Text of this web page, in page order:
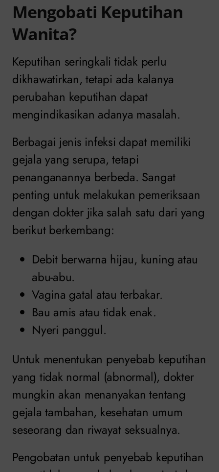
Mengobati Keputihan
Wanita?
Keputihan seringkali tidak perlu
dikhawatirkan, tetapi ada kalanya
perubahan keputihan dapat
mengindikasikan adanya masalah.
Berbagai jenis infeksi dapat memiliki
gejala yang serupa, tetapi
penanganannya berbeda. Sangat
penting untuk melakukan pemeriksaan
dengan dokter jika salah satu dari yang
berikut berkembang:
Debit berwarna hijau, kuning atau
abu-abu.
Vagina gatal atau terbakar.
Bau amis atau tidak enak.
Nyeri panggul.
Untuk menentukan penyebab keputihan
yang tidak normal (abnormal), dokter
mungkin akan menanyakan tentang
gejala tambahan, kesehatan umum
seseorang dan riwayat seksualnya.
Pengobatan untuk penyebab keputihan